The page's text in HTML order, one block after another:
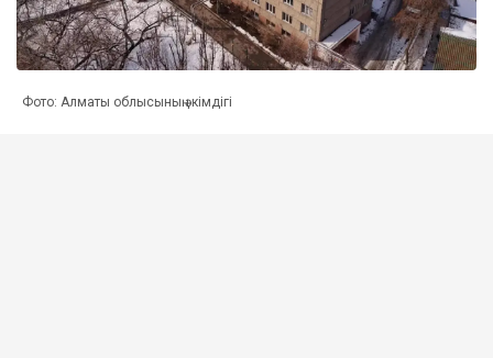
Фото: Алматы облысының әкімдігі